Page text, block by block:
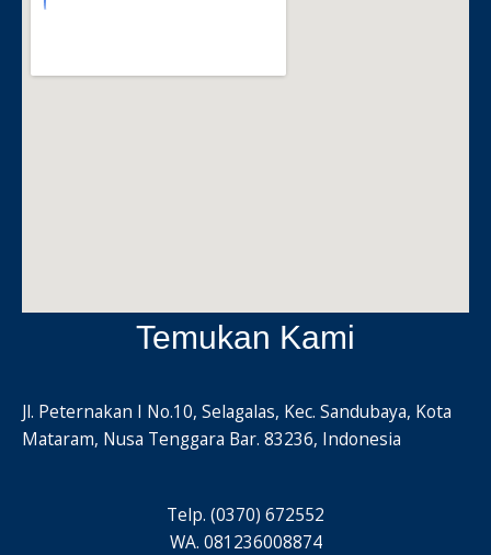
Temukan Kami
Jl. Peternakan I No.10, Selagalas, Kec. Sandubaya, Kota
Mataram, Nusa Tenggara Bar. 83236, Indonesia
Telp. (0370) 672552
WA. 081236008874